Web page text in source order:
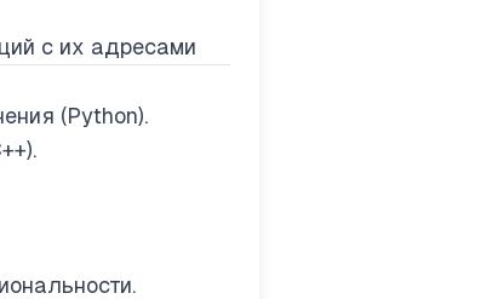
с их адресами
(Python).